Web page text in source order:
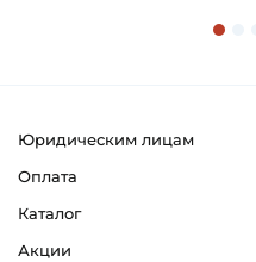
Юридическим лицам
Оплата
Каталог
Акции